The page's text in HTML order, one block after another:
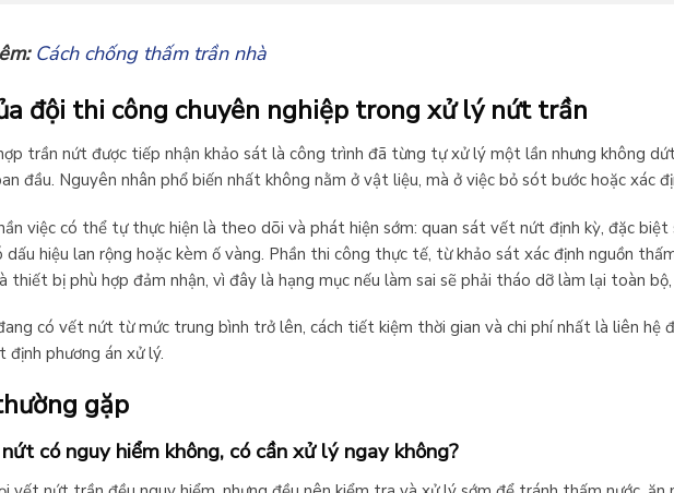
Cách chống thấm trần nhà
đội thi công chuyên nghiệp trong xử lý nứt trần
trần nứt được tiếp nhận khảo sát là công trình đã từng tự xử lý một lần nhưng không
đầu. Nguyên nhân phổ biến nhất không nằm ở vật liệu, mà ở việc bỏ sót bước hoặc xác
việc có thể tự thực hiện là theo dõi và phát hiện sớm: quan sát vết nứt định kỳ, đặc biệt
hiệu lan rộng hoặc kèm ố vàng. Phần thi công thực tế, từ khảo sát xác định nguồn
thiết bị phù hợp đảm nhận, vì đây là hạng mục nếu làm sai sẽ phải tháo dỡ làm lại toàn
có vết nứt từ mức trung bình trở lên, cách tiết kiệm thời gian và chi phí nhất là liên
định phương án xử lý.
gặp
có nguy hiểm không, có cần xử lý ngay không?